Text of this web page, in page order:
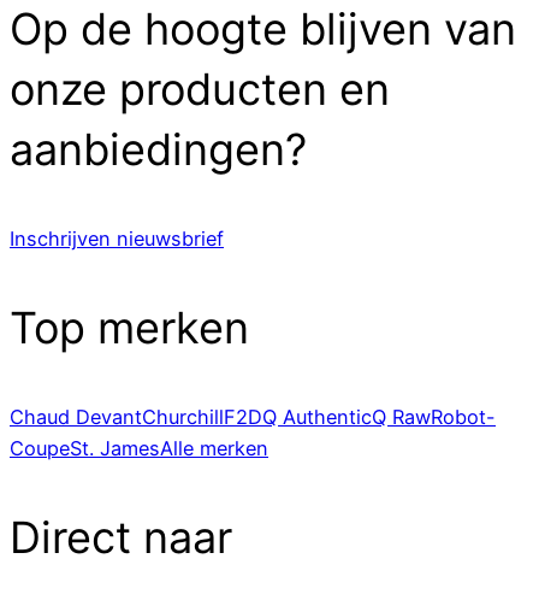
Op de hoogte blijven van
onze producten en
aanbiedingen?
Inschrijven nieuwsbrief
Top merken
Chaud DevantChurchillF2DQ AuthenticQ RawRobot-
CoupeSt. JamesAlle merken
Direct naar